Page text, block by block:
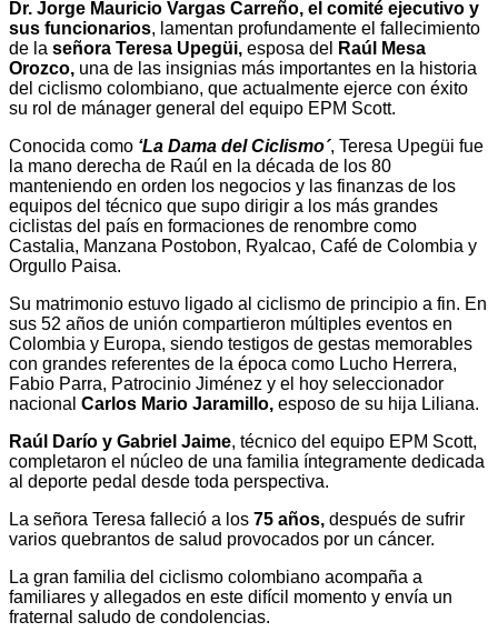
Dr. Jorge Mauricio Vargas Carreño, el comité ejecutivo y
sus funcionarios, lamentan profundamente el fallecimiento
de la señora Teresa Upegüi, esposa del
Raúl Mesa
Orozco, una de las insignias más importantes en la historia
del ciclismo colombiano, que actualmente ejerce con éxito
su rol de mánager general del equipo EPM Scott.
Conocida como ‘La Dama del Ciclismo´, Teresa Upegüi fue
la mano derecha de Raúl en la década de los 80
manteniendo en orden los negocios y las finanzas de los
equipos del técnico que supo dirigir a los más grandes
ciclistas del país en formaciones de renombre como
Castalia, Manzana Postobon, Ryalcao, Café de Colombia y
Orgullo Paisa.
Su matrimonio estuvo ligado al ciclismo de principio a fin. En
sus 52 años de unión compartieron múltiples eventos en
Colombia y Europa, siendo testigos de gestas memorables
con grandes referentes de la época como Lucho Herrera,
Fabio Parra, Patrocinio Jiménez y el hoy seleccionador
nacional Carlos Mario Jaramillo, esposo de su hija Liliana.
Raúl Darío y Gabriel Jaime, técnico del equipo EPM Scott,
completaron el núcleo de una familia íntegramente dedicada
al deporte pedal desde toda perspectiva.
La señora Teresa falleció a los 75 años, después de sufrir
varios quebrantos de salud provocados por un cáncer.
La gran familia del ciclismo colombiano acompaña a
familiares y allegados en este difícil momento y envía un
fraternal saludo de condolencias.